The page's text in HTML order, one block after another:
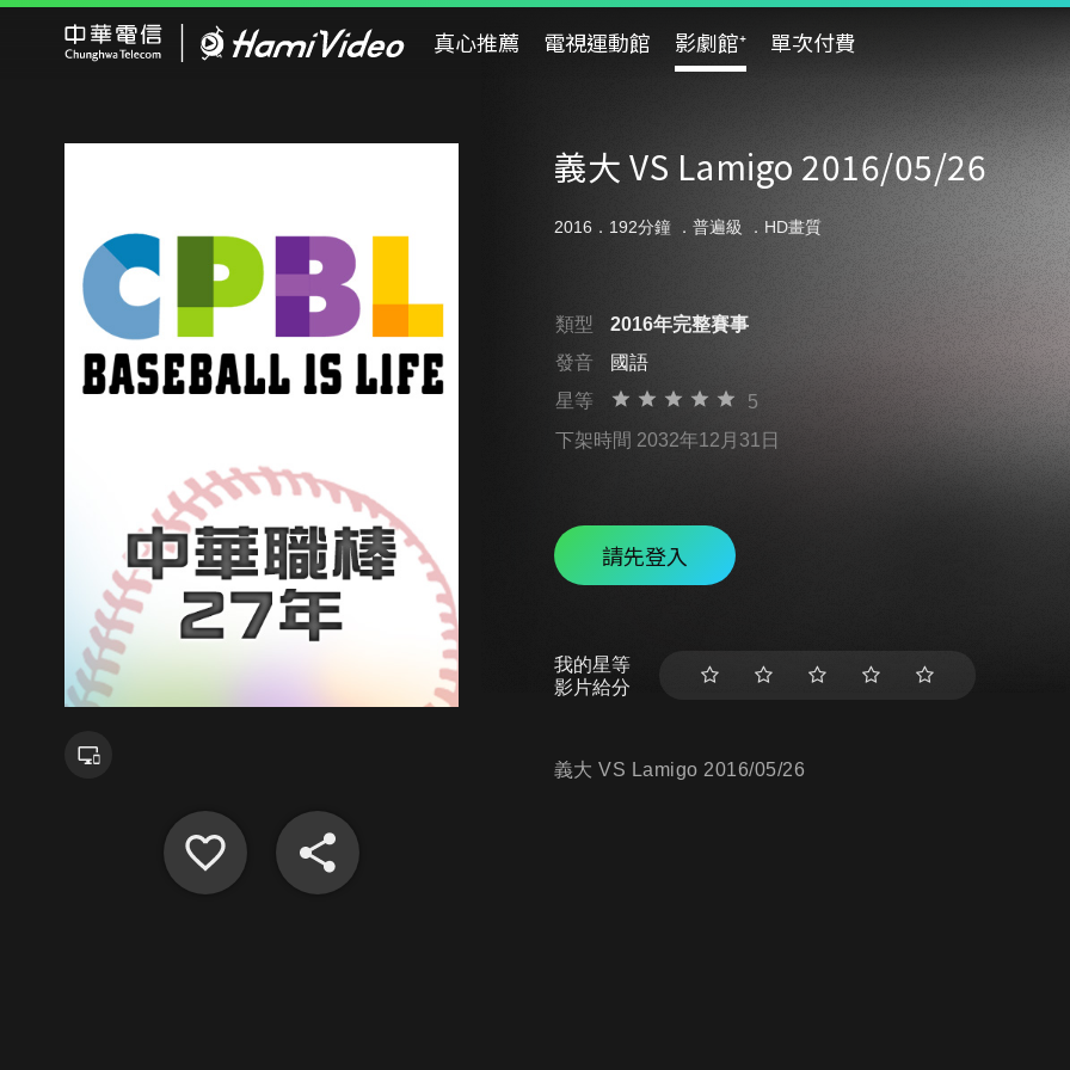
真心推薦 電視運動館 影劇館⁺ 單次付費
義大 VS Lamigo 2016/05/26
2016．192分鐘 ． 普遍級 ．HD畫質
類型
2016年完整賽事
發音
國語
星等
5
下架時間 2032年12月31日
請先登入
我的星等
影片給分
義大 VS Lamigo 2016/05/26